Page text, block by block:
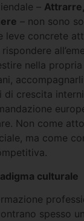
–
– non sono
leve concrete
nella
di crescita
Non come
ma come
culturale
spesso